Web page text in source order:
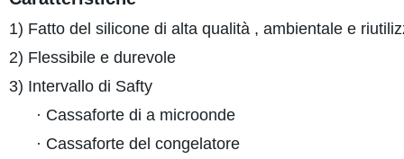
1) Fatto del silicone di alta qualità , ambientale e
2) Flessibile e durevole
3) Intervallo di Safty
· Cassaforte di a microonde
· Cassaforte del congelatore